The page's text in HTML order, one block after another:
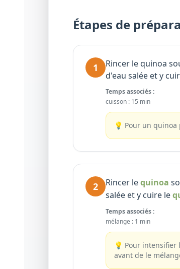
Étapes de
1
Rincer le quinoa
d'eau salée et y
Temps associés :
cuisson : 15 min
💡 Pour un
2 Rincer lequinoa
salée et y cuire le
Temps associés :
mélange : 1 min
💡 Pour intensifier
avant de le